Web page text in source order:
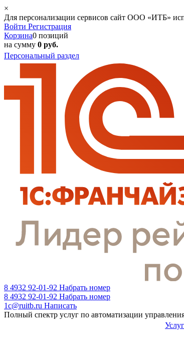
×
Для персонализации сервисов сайт ООО «ИТБ»
Войти Регистрация
Корзина0 позиций
на сумму 0 руб.
Персональный раздел
8 4932 92-01-92 Набрать номер
8 4932 92-01-92 Набрать номер
1c@ruitb.ru Написать
Полный спектр услуг по автоматизации